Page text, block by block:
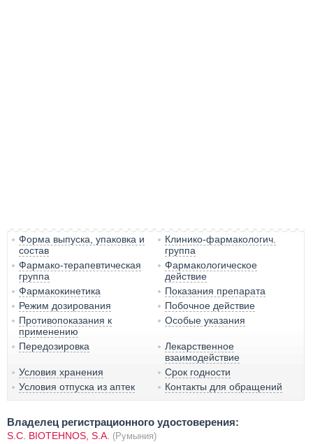
Форма выпуска, упаковка и
состав
Клинико-фармакологич.
группа
Фармако-терапевтическая
группа
Фармакологическое
действие
Фармакокинетика
Показания препарата
Режим дозирования
Побочное действие
Противопоказания к
применению
Особые указания
Передозировка
Лекарственное
взаимодействие
Условия хранения
Срок годности
Условия отпуска из аптек
Контакты для обращений
Владелец регистрационного удостоверения:
S.C. BIOTEHNOS, S.A. (Румыния)